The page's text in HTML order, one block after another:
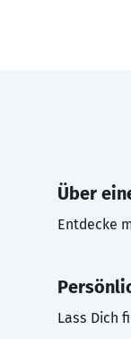
Über
Entdecke
Lass Dich